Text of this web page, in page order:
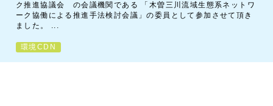
ク推進協議会 の会議機関である 「木曽三川流域生態系ネットワ
ーク協働による推進手法検討会議」の委員として参加させて頂き
ました。 ...
環境CDN